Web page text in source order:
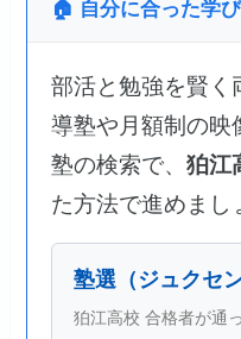
🏠 自分に合った学
部活と勉強を賢く
導塾や月額制の映
塾の検索で、狛江
た方法で進めまし
塾選（ジュクセン
狛江高校 合格者が通